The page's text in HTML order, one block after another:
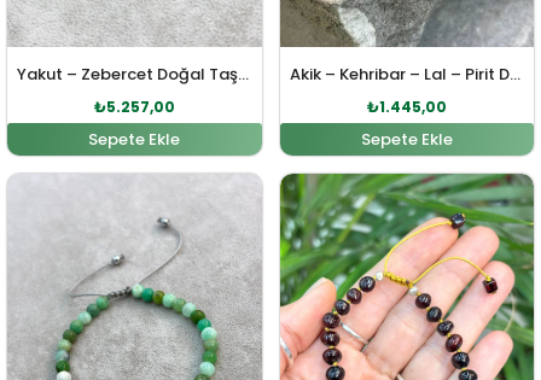
Yakut – Zebercet Doğal Taş Gümüş Bileklik
₺5.257,00
Sepete Ekle
Akik – Kehribar – Lal – Pirit Doğal Taş Bileklik
₺1.445,00
Sepete Ekle
Orijinal fiyat: ₺1.301,00.
Şu andaki fiyat: ₺1.183,00.Orijinal fiyat:Şu andaki